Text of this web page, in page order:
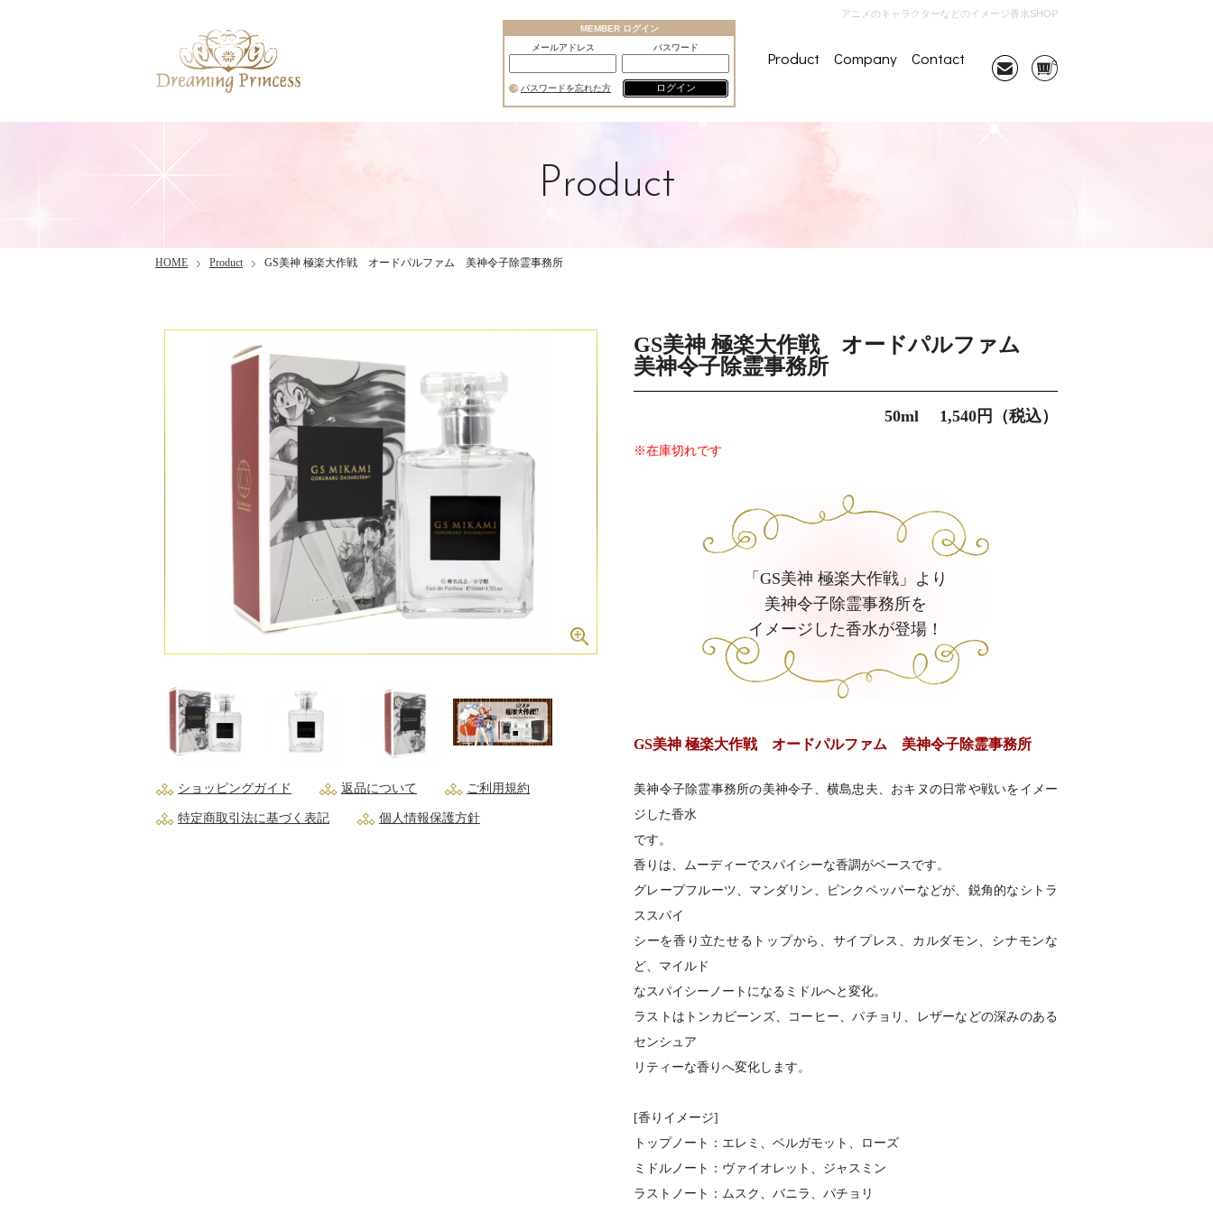
アニメのキャラクターなどのイメージ香水SHOP
Product Company Contact
MEMBER ログイン
メールアドレス
パスワード
パスワードを忘れた方 ログイン
Product
HOME Product GS美神 極楽大作戦 オードパルファム 美神令子除霊事務所
ショッピングガイド 返品について ご利用規約
特定商取引法に基づく表記 個人情報保護方針
GS美神 極楽大作戦 オードパルファム
美神令子除霊事務所
50ml 1,540円（税込）
※在庫切れです
「GS美神 極楽大作戦」より
美神令子除霊事務所を
イメージした香水が登場！
GS美神 極楽大作戦 オードパルファム 美神令子除霊事務所
美神令子除霊事務所の美神令子、横島忠夫、おキヌの日常や戦いをイメー
ジした香水
です。
香りは、ムーディーでスパイシーな香調がベースです。
グレープフルーツ、マンダリン、ピンクペッパーなどが、鋭角的なシトラ
ススパイ
シーを香り立たせるトップから、サイプレス、カルダモン、シナモンな
ど、マイルド
なスパイシーノートになるミドルへと変化。
ラストはトンカビーンズ、コーヒー、パチョリ、レザーなどの深みのある
センシュア
リティーな香りへ変化します。
[香りイメージ]
トップノート：エレミ、ベルガモット、ローズ
ミドルノート：ヴァイオレット、ジャスミン
ラストノート：ムスク、バニラ、パチョリ